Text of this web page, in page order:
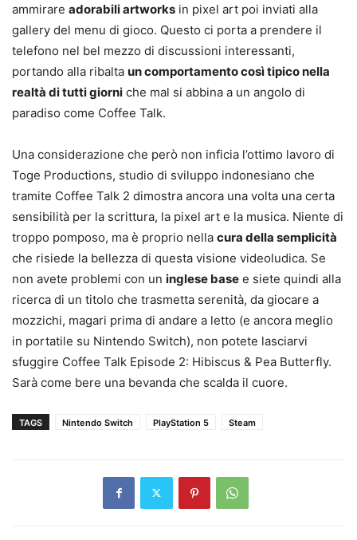
ammirare adorabili artworks in pixel art poi inviati alla
gallery del menu di gioco. Questo ci porta a prendere il
telefono nel bel mezzo di discussioni interessanti,
portando alla ribalta un comportamento così tipico nella
realtà di tutti giorni che mal si abbina a un angolo di
paradiso come Coffee Talk.
Una considerazione che però non inficia l’ottimo lavoro di
Toge Productions, studio di sviluppo indonesiano che
tramite Coffee Talk 2 dimostra ancora una volta una certa
sensibilità per la scrittura, la pixel art e la musica. Niente di
troppo pomposo, ma è proprio nella cura della semplicità
che risiede la bellezza di questa visione videoludica. Se
non avete problemi con un inglese base e siete quindi alla
ricerca di un titolo che trasmetta serenità, da giocare a
mozzichi, magari prima di andare a letto (e ancora meglio
in portatile su Nintendo Switch), non potete lasciarvi
sfuggire Coffee Talk Episode 2: Hibiscus & Pea Butterfly.
Sarà come bere una bevanda che scalda il cuore.
TAGS Nintendo Switch PlayStation 5 Steam